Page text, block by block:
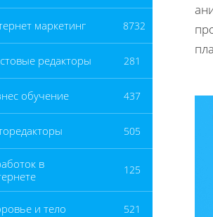
маркетинг 8732
редакторы 281
обучение 437
505
в
125
и тело 521